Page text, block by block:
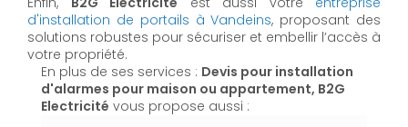
d'installation de portails à Vandeins, proposant des
solutions robustes pour sécuriser et embellir l’accès à
votre propriété.
En plus de ses services : Devis pour installation
d'alarmes pour maison ou appartement, B2G
Electricité vous propose aussi :